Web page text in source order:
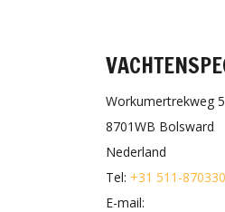
Workumertrekweg 5
8701WB Bolsward
Nederland
Tel: +31 511-870330
E-mail: